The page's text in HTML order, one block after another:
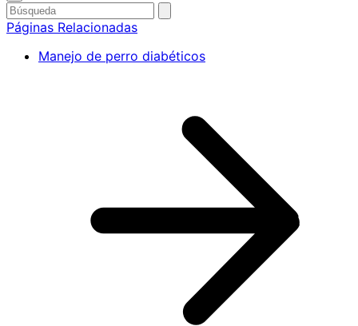
Buscar
por
búsqueda
Páginas Relacionadas
Manejo de perro diabéticos